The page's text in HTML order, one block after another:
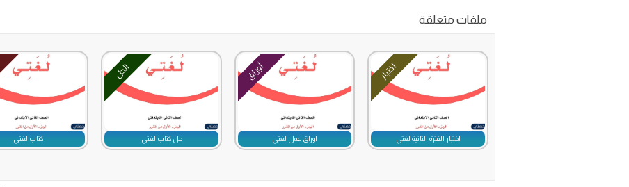
ملفات متعلقة
اختبار
اختبار الفترة الثانية لغتي
أوراق
اوراق عمل لغتي
الحل
حل كتاب لغتي كتاب لغتي